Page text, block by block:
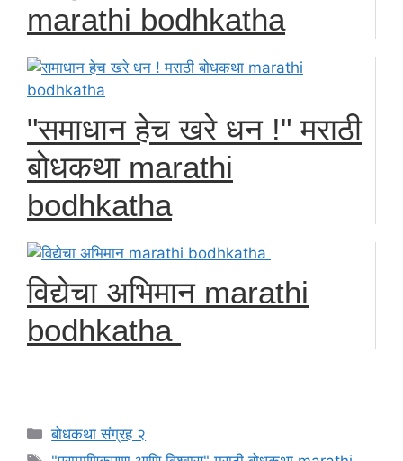
marathi bodhkatha
"समाधान हेच खरे धन !" मराठी
बोधकथा marathi
bodhkatha
विद्येचा अभिमान marathi
bodhkatha
Categories
बोधकथा संग्रह २
Tags